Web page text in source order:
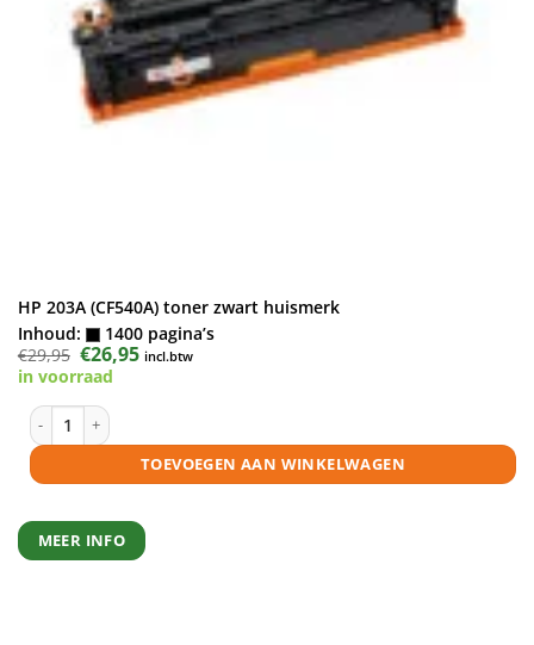
HP 203A (CF540A) toner zwart huismerk
Inhoud:
1400 pagina’s
€29,95 Oorspronkelijke
prijs
was:
€26,95Huidige
prijs
incl.btw
in voorraad
HP 203A (CF540A) toner zwart huismerk aantal
TOEVOEGEN AAN WINKELWAGEN
MEER INFO